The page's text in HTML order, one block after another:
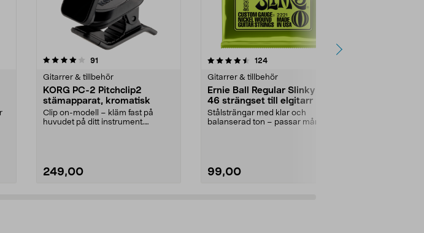
91
Gitarrer & tillbehör
KORG PC-2 Pitchclip2
stämapparat, kromatisk
Clip on-modell – kläm fast på
huvudet på ditt instrument.
249,00
4.5 av 5 stjärnor 124recensioner
Gitarrer & tillbehör
Ernie Ball Regular Slinky 10-
46 strängset till elgitarr
Stålsträngar med klar och
balanserad ton – passar många
99,00
4.0 av 5 stjärnor